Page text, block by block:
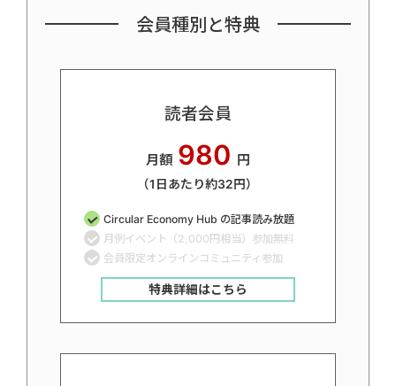
会員種別と特典
読者会員
月額 980 円
（1日あたり約32円）
Circular Economy Hub の記事読み放題
月例イベント（2,000円相当）参加無料
会員限定オンラインコミュニティ参加
特典詳細はこちら